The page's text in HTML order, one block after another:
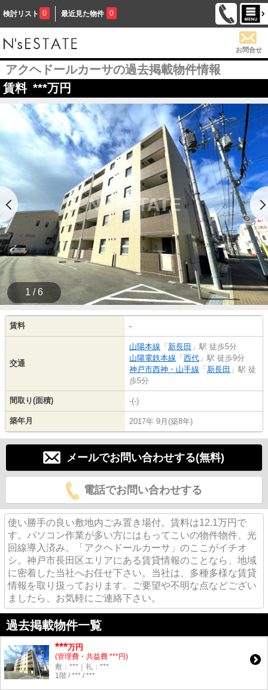
検討リスト 0 最近見た物件 0
お問合せ
アクヘドールカーサの過去掲載物件情報
賃料 ***万円
1 / 6
賃料 -
交通
山陽本線 「 新長田 」駅 徒歩5分
山陽電鉄本線 「 西代 」駅 徒歩9分
神戸市西神・山手線 「 新長田 」駅 徒
歩5分
間取り(面積) -(-)
築年月 2017年 9月(築8年)
メールでお問い合わせする(無料)
電話でお問い合わせする
使い勝手の良い敷地内ごみ置き場付。賃料は12.1万円で
す。パソコン作業が多い方にはもってこいの物件物件、光
回線導入済み。「アクヘドールカーサ」のここがイチオ
シ。神戸市長田区エリアにある賃貸情報のことなら、地域
に密着した当社へお任せ下さい。当社は、多種多様な賃貸
情報を取り扱っております。ご要望や不明な点などござい
ましたら、お気軽にご連絡下さい。
過去掲載物件一覧
***万円
(管理費・共益費 ***円)
敷：***｜礼：***
1階 / *** / ***